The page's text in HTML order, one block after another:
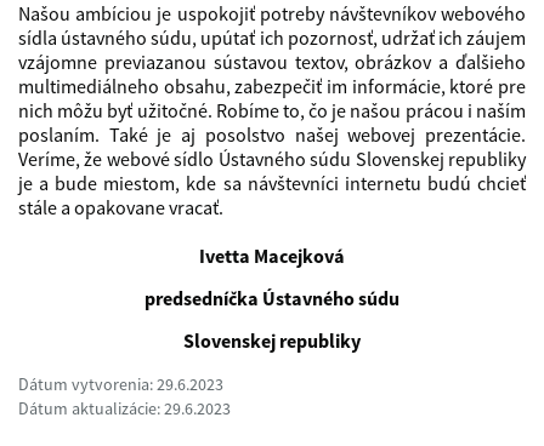
Našou ambíciou je uspokojiť potreby návštevníkov webového
sídla ústavného súdu, upútať ich pozornosť, udržať ich záujem
vzájomne previazanou sústavou textov, obrázkov a ďalšieho
multimediálneho obsahu, zabezpečiť im informácie, ktoré pre
nich môžu byť užitočné. Robíme to, čo je našou prácou i naším
poslaním. Také je aj posolstvo našej webovej prezentácie.
Veríme, že webové sídlo Ústavného súdu Slovenskej republiky
je a bude miestom, kde sa návštevníci internetu budú chcieť
stále a opakovane vracať.
Ivetta Macejková
predsedníčka Ústavného súdu
Slovenskej republiky
Dátum vytvorenia: 29.6.2023
Dátum aktualizácie: 29.6.2023